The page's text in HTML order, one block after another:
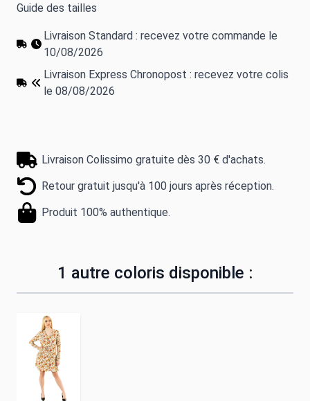
Guide des tailles
Livraison Standard : recevez votre commande le
10/08/2026
Livraison Express Chronopost : recevez votre colis
le 08/08/2026
Livraison Colissimo gratuite dès 30 € d'achats.
Retour gratuit jusqu'à 100 jours après réception.
Produit 100% authentique.
1 autre coloris disponible :